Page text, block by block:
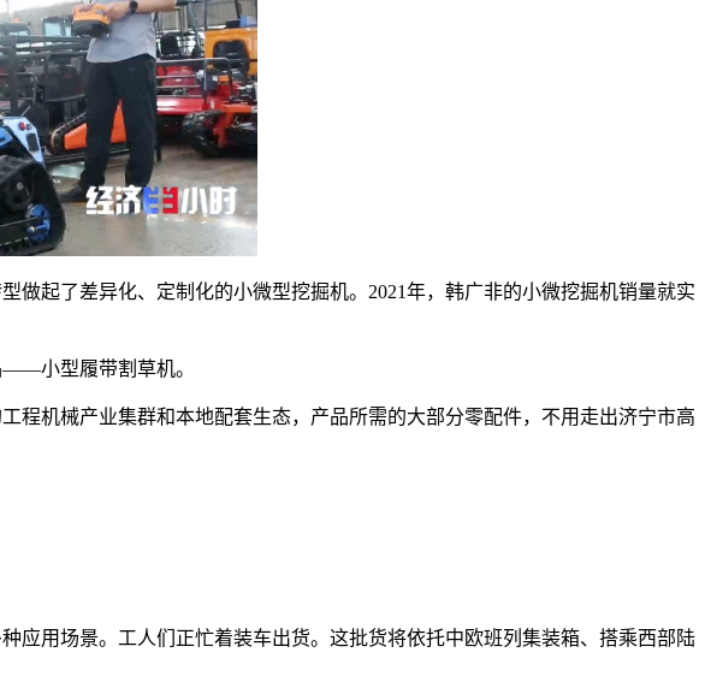
做起了差异化、定制化的小微型挖掘机。2021年，韩广非的小微挖掘机销量就实
——小型履带割草机。
程机械产业集群和本地配套生态，产品所需的大部分零配件，不用走出济宁市高
应用场景。工人们正忙着装车出货。这批货将依托中欧班列集装箱、搭乘西部陆